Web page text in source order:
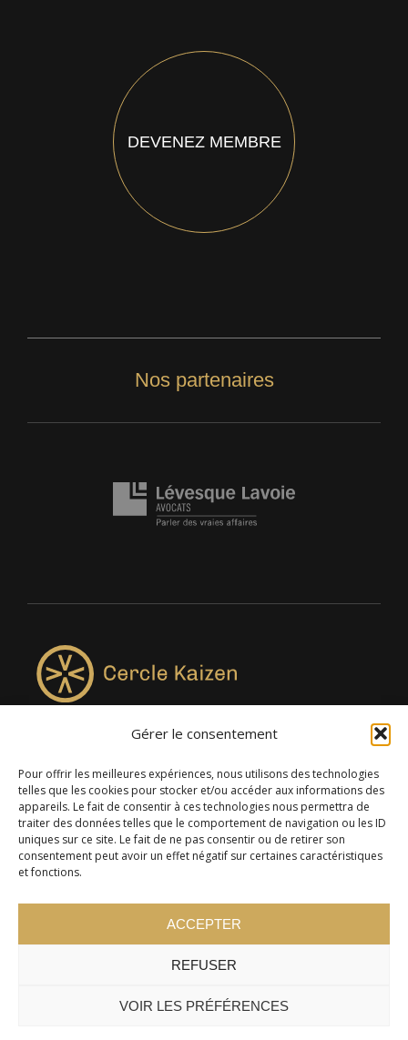
Gérer le consentement
Pour offrir les meilleures expériences, nous utilisons des technologies
telles que les cookies pour stocker et/ou accéder aux informations des
appareils. Le fait de consentir à ces technologies nous permettra de
traiter des données telles que le comportement de navigation ou les ID
uniques sur ce site. Le fait de ne pas consentir ou de retirer son
consentement peut avoir un effet négatif sur certaines caractéristiques
et fonctions.
ACCEPTER
REFUSER
VOIR LES PRÉFÉRENCES
DEVENEZ MEMBRE
Nos partenaires
4957, rue Lionel-Groulx, bureau 819, Saint-Augustin-de-
Desmaures QC G3A 0M7
© 2024 Cercle Kaizen. Tous droits réservés -